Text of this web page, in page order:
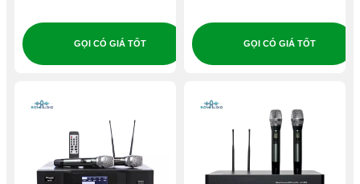
GỌI CÓ GIÁ TỐT GỌI CÓ GIÁ TỐT